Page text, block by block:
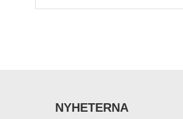
NYHETERNA